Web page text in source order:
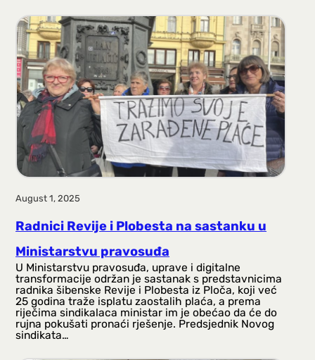
August 1, 2025
Radnici Revije i Plobesta na sastanku u
Ministarstvu pravosuđa
U Ministarstvu pravosuđa, uprave i digitalne
transformacije održan je sastanak s predstavnicima
radnika šibenske Revije i Plobesta iz Ploča, koji već
25 godina traže isplatu zaostalih plaća, a prema
riječima sindikalaca ministar im je obećao da će do
rujna pokušati pronaći rješenje. Predsjednik Novog
sindikata…